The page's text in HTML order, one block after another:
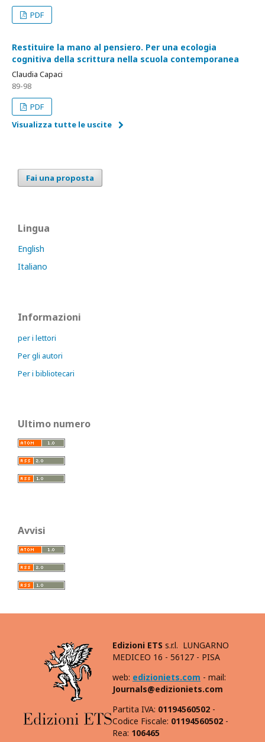
PDF
Restituire la mano al pensiero. Per una ecologia
cognitiva della scrittura nella scuola contemporanea
Claudia Capaci
89-98
PDF
Visualizza tutte le uscite
Fai una proposta
Lingua
English
Italiano
Informazioni
per i lettori
Per gli autori
Per i bibliotecari
Ultimo numero
Avvisi
Edizioni ETS s.r.l. LUNGARNO
MEDICEO 16 - 56127 - PISA
web: edizioniets.com - mail:
Journals@edizioniets.com
Partita IVA: 01194560502 -
Codice Fiscale: 01194560502 -
Rea: 106465